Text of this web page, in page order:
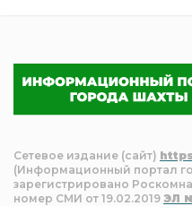
Сетевое издание (сайт)
(Информационный портал
зарегистрировано
номер СМИ от 19.02.2019 ЭЛ